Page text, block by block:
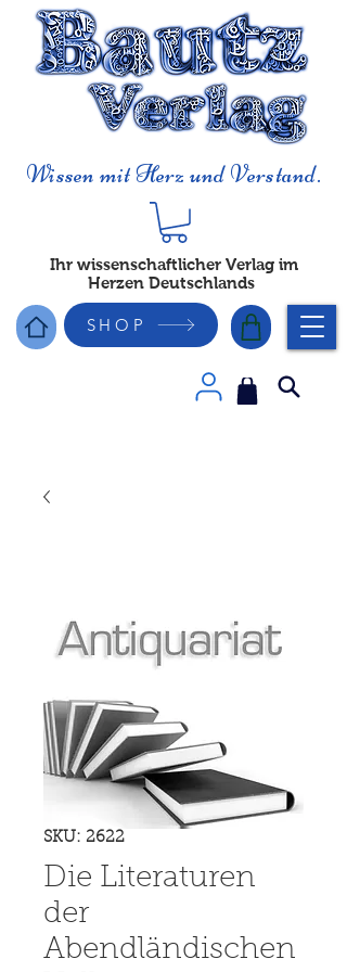
Wissen mit Herz und Verstand.
Ihr wissenschaftlicher Verlag im
Herzen Deutschlands
SHOP
SKU: 2622
Die Literaturen
der
Abendländischen